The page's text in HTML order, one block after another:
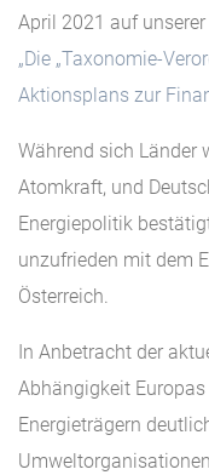
April 2021 auf
„Die „Taxonomie-
Aktionsplans zur
Während sich Länder
Atomkraft, und
Energiepolitik
unzufrieden mit dem
Österreich.
In Anbetracht der
Abhängigkeit
Energieträgern